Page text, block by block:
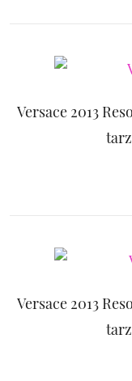
Versace 2013
Versace 2013